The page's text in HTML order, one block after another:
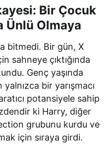
Bir Çocuk
Ünlü Olmaya
bitmedi. Bir gün, X
sahneye çıktığında
Genç yaşında
bir yarışmacı
potansiyele sahip
ki Harry, diğer
grubunu kurdu ve
için sıraya girdi.